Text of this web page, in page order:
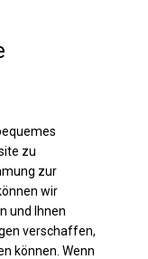
| 6x12 m
zu
zur
wir
und Ihnen
verschaffen,
können. Wenn